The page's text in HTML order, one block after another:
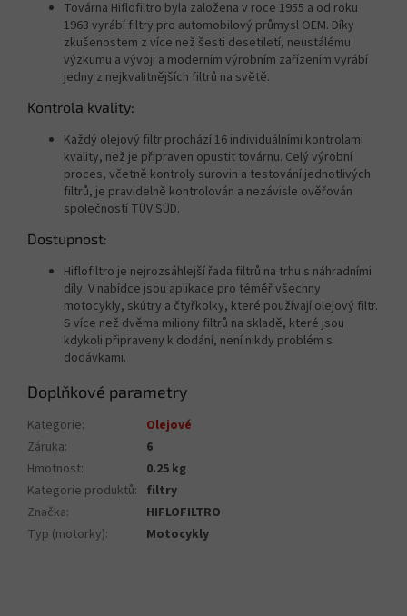
Továrna Hiflofiltro byla založena v roce 1955 a od roku
1963 vyrábí filtry pro automobilový průmysl OEM. Díky
zkušenostem z více než šesti desetiletí, neustálému
výzkumu a vývoji a moderním výrobním zařízením vyrábí
jedny z nejkvalitnějších filtrů na světě.
Kontrola kvality:
Každý olejový filtr prochází 16 individuálními kontrolami
kvality, než je připraven opustit továrnu. Celý výrobní
proces, včetně kontroly surovin a testování jednotlivých
filtrů, je pravidelně kontrolován a nezávisle ověřován
společností TÜV SÜD.
Dostupnost:
Hiflofiltro je nejrozsáhlejší řada filtrů na trhu s náhradními
díly. V nabídce jsou aplikace pro téměř všechny
motocykly, skútry a čtyřkolky, které používají olejový filtr.
S více než dvěma miliony filtrů na skladě, které jsou
kdykoli připraveny k dodání, není nikdy problém s
dodávkami.
Doplňkové parametry
Kategorie:
Olejové
Záruka:
6
Hmotnost:
0.25 kg
Kategorie produktů: filtry
Značka:
HIFLOFILTRO
Typ (motorky): Motocykly